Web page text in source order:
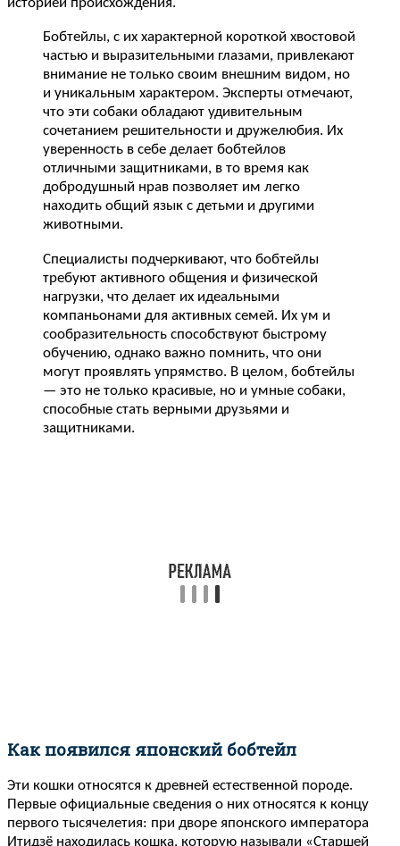
историей происхождения.
Бобтейлы, с их характерной короткой хвостовой
частью и выразительными глазами, привлекают
внимание не только своим внешним видом, но
и уникальным характером. Эксперты отмечают,
что эти собаки обладают удивительным
сочетанием решительности и дружелюбия. Их
уверенность в себе делает бобтейлов
отличными защитниками, в то время как
добродушный нрав позволяет им легко
находить общий язык с детьми и другими
животными.
Специалисты подчеркивают, что бобтейлы
требуют активного общения и физической
нагрузки, что делает их идеальными
компаньонами для активных семей. Их ум и
сообразительность способствуют быстрому
обучению, однако важно помнить, что они
могут проявлять упрямство. В целом, бобтейлы
— это не только красивые, но и умные собаки,
способные стать верными друзьями и
защитниками.
Как появился японский бобтейл
Эти кошки относятся к древней естественной породе.
Первые официальные сведения о них относятся к концу
первого тысячелетия: при дворе японского императора
Итидзё находилась кошка, которую называли «Старшей